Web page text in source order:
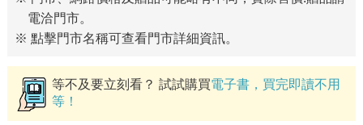
電洽門市。
※ 點擊門市名稱可查看門市詳細資訊。
等不及要立刻看？ 試試購買電子書，買完即讀不用
等！